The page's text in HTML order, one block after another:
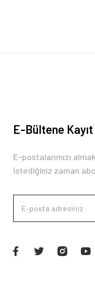
E-Bültene Kayıt
E-postalarımızı
istediğiniz zaman